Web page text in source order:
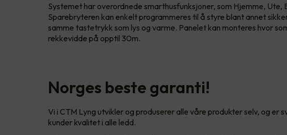
Systemet har overordnede smarthusfunksjoner, som Hjemme, Ute,
Sparebryteren kan enkelt programmeres til å styre blant annet
samme tastetrykk som lys og varme. Panelet kan monteres hvor
rekkevidde på opptil 30m.
Norges beste garanti!
Vi i CTM Lyng utvikler og produserer alle våre produkter selv, og
kunder kvalitet i alle ledd.